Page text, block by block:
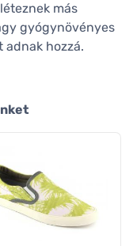
más
gyógynövényes
hozzá.